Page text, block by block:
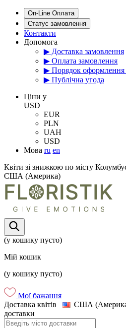
On-Line Оплата
Статус замовлення
Контакти
Допомога
▶ Доставка замовлення
▶ Оплата замовлення
▶ Порядок оформлення
▶ Публічна угода
Цiни у
USD
EUR
PLN
UAH
USD
Мова ru en
Квіти зі знижкою по місту
США (Америка)
(у кошику пусто)
Мій кошик
(у кошику пусто)
Мої бажання
Доставка квітів
США
доставки